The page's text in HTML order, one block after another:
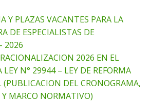
Y PLAZAS VACANTES PARA LA
DE ESPECIALISTAS DE
2026
2026 EN EL
LEY N° 29944 – LEY DE REFORMA
(PUBLICACION DEL CRONOGRAMA,
Y MARCO NORMATIVO)